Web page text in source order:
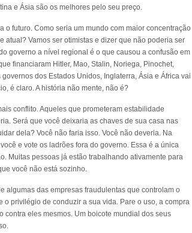
e Ásia são os melhores pelo seu preço.
futuro. Como seria um mundo com maior concentração
Vamos ser otimistas e dizer que não poderia ser
governo a nível regional é o que causou a confusão em
financiaram Hitler, Mao, Stalin, Noriega, Pinochet,
dos Estados Unidos, Inglaterra, Ásia e África vai
é claro. A história não mente, não é?
conflito. Aqueles que prometeram estabilidade
Será que você deixaria as chaves de sua casa nas
dela? Você não faria isso. Você não deveria. Na
e vote os ladrões fora do governo. Essa é a única
Muitas pessoas já estão trabalhando ativamente para
você não está sozinho.
algumas das empresas fraudulentas que controlam o
privilégio de conduzir a sua vida. Pare o uso, a compra
contra eles mesmos. Um boicote mundial dos seus